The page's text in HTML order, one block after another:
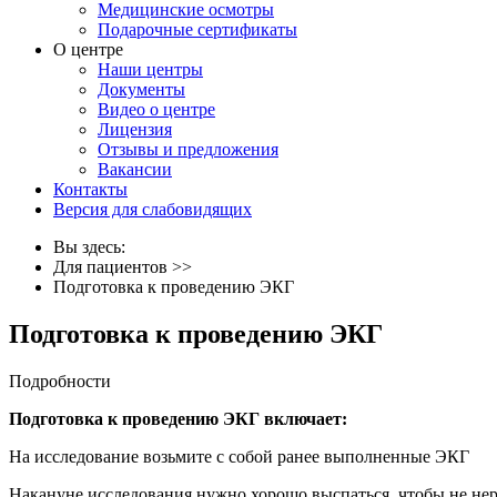
Медицинские осмотры
Подарочные сертификаты
О центре
Наши центры
Документы
Видео о центре
Лицензия
Отзывы и предложения
Вакансии
Контакты
Версия для слабовидящих
Вы здесь:
Для пациентов >>
Подготовка к проведению ЭКГ
Подготовка к проведению ЭКГ
Подробности
Подготовка к проведению ЭКГ включает:
На исследование возьмите с собой ранее выполненные ЭКГ